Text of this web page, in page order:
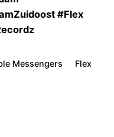
#Flex
Messengers
Flex